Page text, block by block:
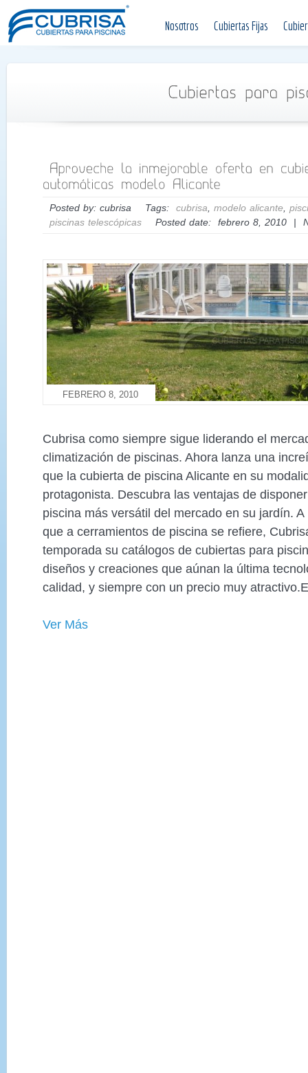
Nosotros Cubiertas Fijas
Posted by: cubrisa Tags: cubrisa, modelo alicante,
piscinas telescópicas Posted date: febrero 8, 2010 |
FEBRERO 8, 2010
Cubrisa como siempre sigue liderando el
climatización de piscinas. Ahora lanza una
que la cubierta de piscina Alicante en su
protagonista. Descubra las ventajas de
piscina más versátil del mercado en su jardín.
que a cerramientos de piscina se refiere,
temporada su catálogos de cubiertas para
diseños y creaciones que aúnan la última
calidad, y siempre con un precio muy
Ver Más